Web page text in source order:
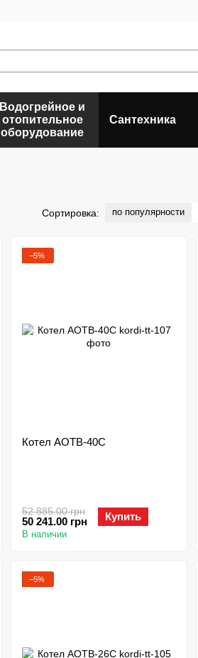
Водогрейное и
отопительное
оборудование
Сантехника
Сортировка: по популярности
−5%
Котел АОТВ-40С
52 885.00 грн
50 241.00 грн Купить
В наличии
−5%